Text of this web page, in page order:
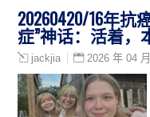
20260420/16年
症”神话：活着，
jackjia 2026 年 04